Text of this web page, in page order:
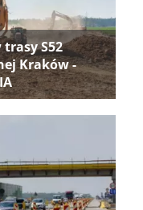
S52
Kraków -